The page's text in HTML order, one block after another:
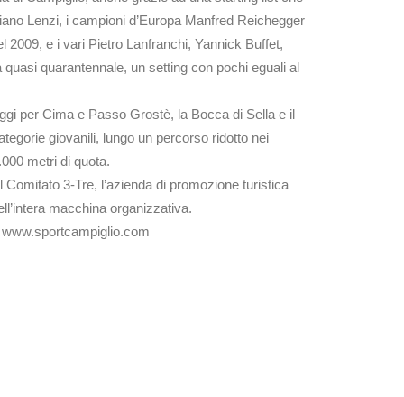
Lenzi, i campioni d’Europa Manfred Reichegger
e i vari Pietro Lanfranchi, Yannick Buffet,
quarantennale, un setting con pochi eguali al
per Cima e Passo Grostè, la Bocca di Sella e il
giovanili, lungo un percorso ridotto nei
metri di quota.
3-Tre, l’azienda di promozione turistica
macchina organizzativa.